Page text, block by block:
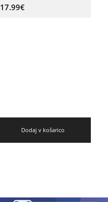
17.99€
Dodaj v košarico